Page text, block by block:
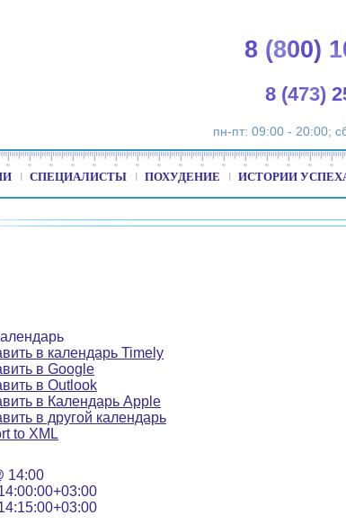
8 (800)
8 (473)
пн-пт: 09:00 - 20:00;
СПЕЦИАЛИСТЫ ПОХУДЕНИЕ ИСТОРИИ
в календарь Timely
в Google
в Outlook
в Календарь Apple
в другой календарь
to XML
14:00